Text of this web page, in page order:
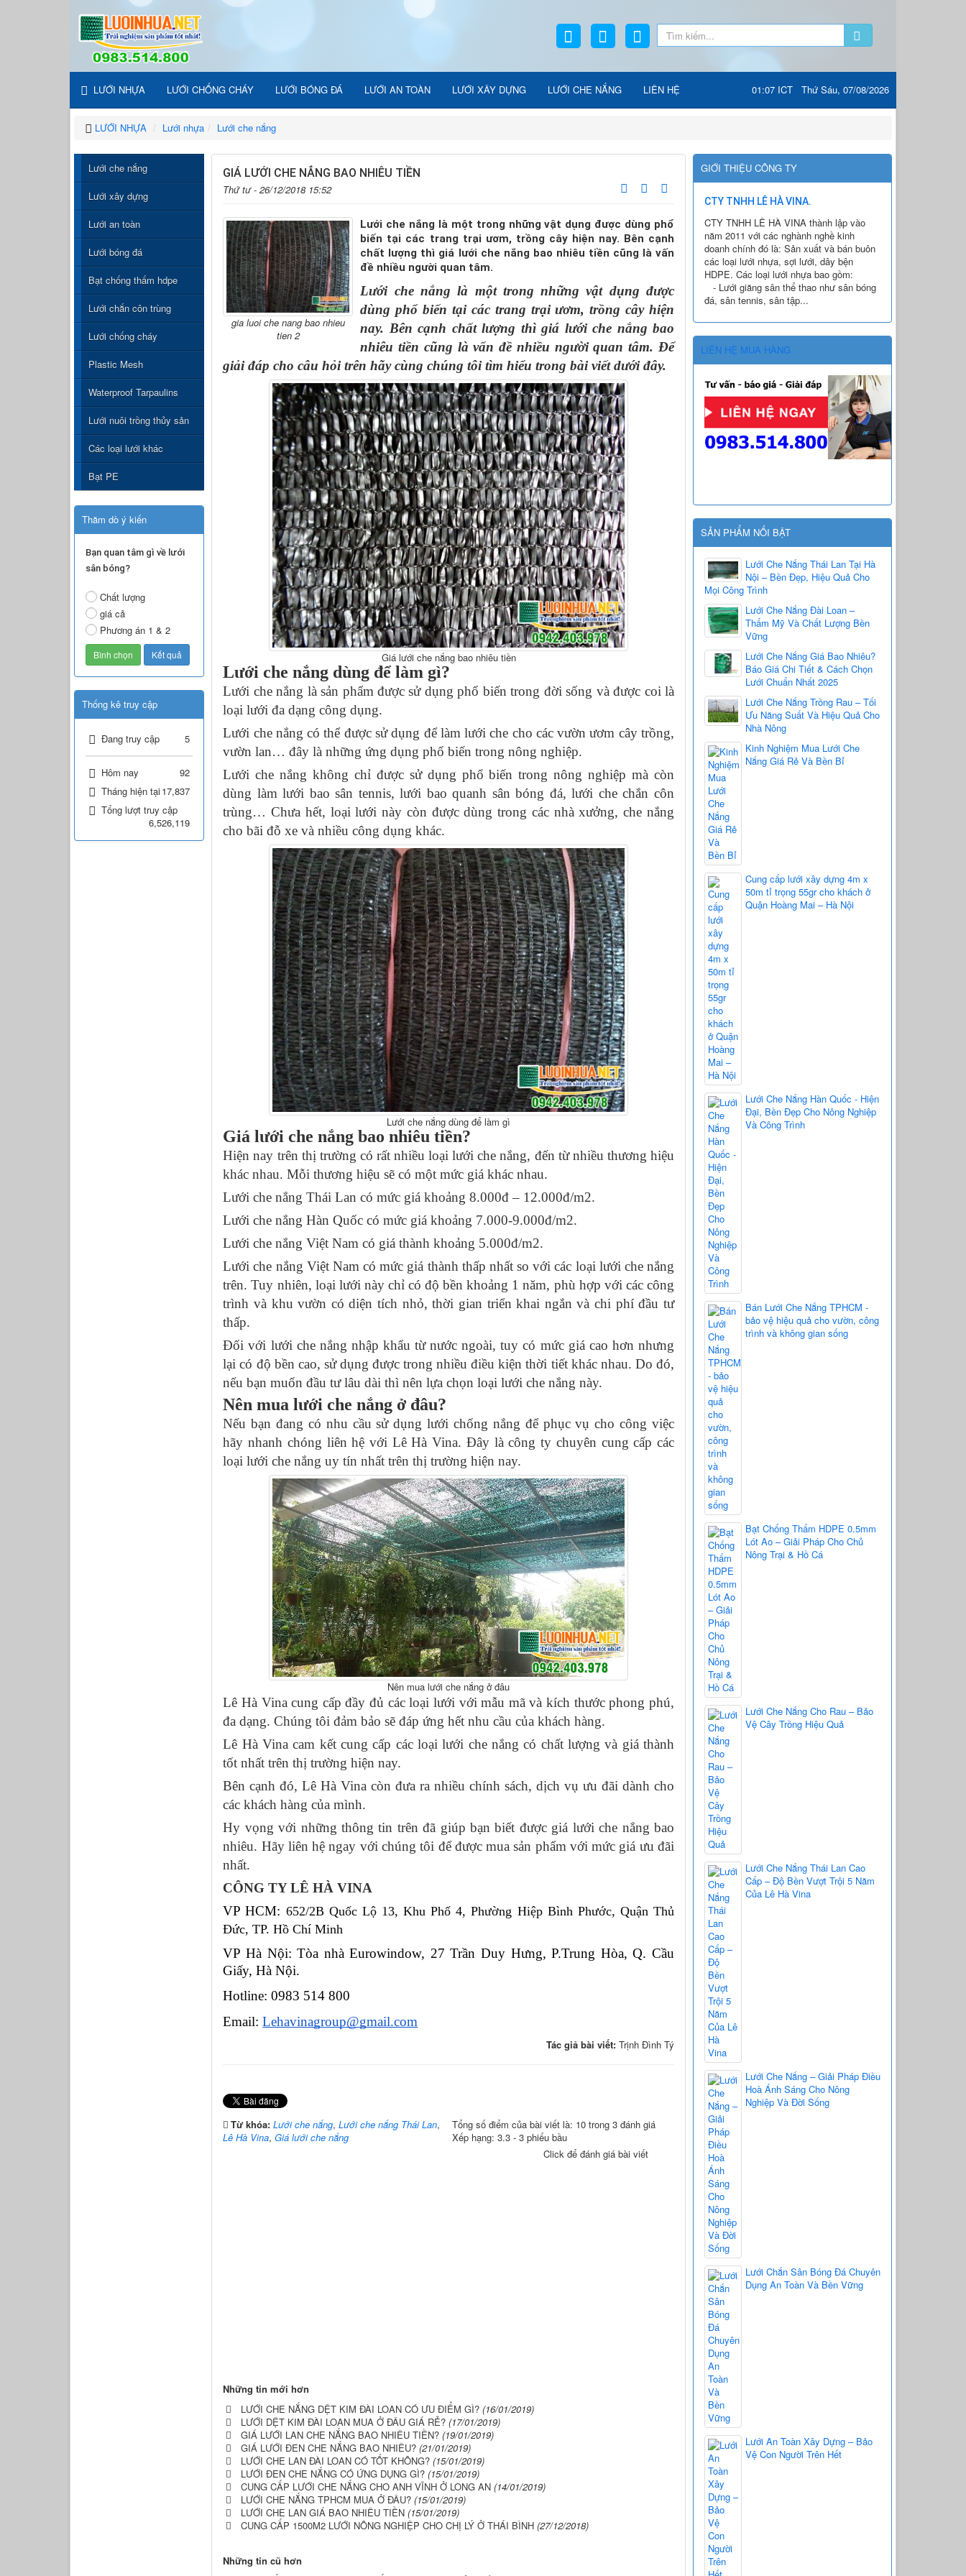
LƯỚI NHỰA LƯỚI CHỐNG CHÁY LƯỚI BÓNG ĐÁ LƯỚI AN TOÀN LƯỚI XÂY DỰNG LƯỚI CHE NẮNG LIÊN HỆ 01:07 ICT Thứ Sáu, 07/08/2026
LƯỚI NHỰA Lưới nhựa Lưới che nắng
GIÁ LƯỚI CHE NẮNG BAO NHIÊU TIỀN
Thứ tư - 26/12/2018 15:52
gia luoi che nang bao nhieu
tien 2
Lưới che nắng là một trong những vật dụng được dùng phổ
biến tại các trang trại ươm, trồng cây hiện nay. Bên cạnh
chất lượng thì giá lưới che nắng bao nhiêu tiền cũng là vấn
đề nhiều người quan tâm.
Lưới che nắng là một trong những vật dụng được
dùng phổ biến tại các trang trại ươm, trồng cây hiện
nay. Bên cạnh chất lượng thìgiá lưới che nắng bao
nhiêu tiền cũng là vấn đề nhiều người quan tâm. Để
giải đáp cho câu hỏi trên hãy cùng chúng tôi tìm hiểu trong bài viết dưới đây.
Giá lưới che nắng bao nhiêu tiền
Lưới che nắng dùng để làm gì?
Lưới che nắng là sản phẩm được sử dụng phổ biến trong đời sống và được coi là
loại lưới đa dạng công dụng.
Lưới che nắng có thể được sử dụng để làm lưới che cho các vườn ươm cây trồng,
vườn lan… đây là những ứng dụng phổ biến trong nông nghiệp.
Lưới che nắng không chỉ được sử dụng phổ biến trong nông nghiệp mà còn
dùng làm lưới bao sân tennis, lưới bao quanh sân bóng đá, lưới che chắn côn
trùng… Chưa hết, loại lưới này còn được dùng trong các nhà xưởng, che nắng
cho bãi đỗ xe và nhiều công dụng khác.
Lưới che nắng dùng để làm gì
Giá lưới che nắng bao nhiêu tiền?
Hiện nay trên thị trường có rất nhiều loại lưới che nắng, đến từ nhiều thương hiệu
khác nhau. Mỗi thương hiệu sẽ có một mức giá khác nhau.
Lưới che nắng Thái Lan có mức giá khoảng 8.000đ – 12.000đ/m2.
Lưới che nắng Hàn Quốc có mức giá khoảng 7.000-9.000đ/m2.
Lưới che nắng Việt Nam có giá thành khoảng 5.000đ/m2.
Lưới che nắng Việt Nam có mức giá thành thấp nhất so với các loại lưới che nắng
trên. Tuy nhiên, loại lưới này chỉ có độ bền khoảng 1 năm, phù hợp với các công
trình và khu vườn có diện tích nhỏ, thời gian triển khai ngắn và chi phí đầu tư
thấp.
Đối với lưới che nắng nhập khẩu từ nước ngoài, tuy có mức giá cao hơn nhưng
lại có độ bền cao, sử dụng được trong nhiều điều kiện thời tiết khác nhau. Do đó,
nếu bạn muốn đầu tư lâu dài thì nên lựa chọn loại lưới che nắng này.
Nên mua lưới che nắng ở đâu?
Nếu bạn đang có nhu cầu sử dụng lưới chống nắng để phục vụ cho công việc
hãy nhanh chóng liên hệ với Lê Hà Vina. Đây là công ty chuyên cung cấp các
loại lưới che nắng uy tín nhất trên thị trường hiện nay.
Nên mua lưới che nắng ở đâu
Lê Hà Vina cung cấp đầy đủ các loại lưới với mẫu mã và kích thước phong phú,
đa dạng. Chúng tôi đảm bảo sẽ đáp ứng hết nhu cầu của khách hàng.
Lê Hà Vina cam kết cung cấp các loại lưới che nắng có chất lượng và giá thành
tốt nhất trên thị trường hiện nay.
Bên cạnh đó, Lê Hà Vina còn đưa ra nhiều chính sách, dịch vụ ưu đãi dành cho
các khách hàng của mình.
Hy vọng với những thông tin trên đã giúp bạn biết được giá lưới che nắng bao
nhiêu. Hãy liên hệ ngay với chúng tôi để được mua sản phẩm với mức giá ưu đãi
nhất.
CÔNG TY LÊ HÀ VINA
VP HCM: 652/2B Quốc Lộ 13, Khu Phố 4, Phường Hiệp Bình Phước, Quận Thủ
Đức, TP. Hồ Chí Minh
VP Hà Nội: Tòa nhà Eurowindow, 27 Trần Duy Hưng, P.Trung Hòa, Q. Cầu
Giấy, Hà Nội.
Hotline: 0983 514 800
Email: Lehavinagroup@gmail.com
Tác giả bài viết: Trịnh Đình Tý
Từ khóa:Lưới che nắng,Lưới che nắng Thái Lan,
Lê Hà Vina,Giá lưới che nắng
Tổng số điểm của bài viết là: 10 trong 3 đánh giá
Xếp hạng:3.3 -3 phiếu bầu
Click để đánh giá bài viết
Những tin mới hơn
LƯỚI CHE NẮNG DỆT KIM ĐÀI LOAN CÓ ƯU ĐIỂM GÌ? (16/01/2019)
LƯỚI DỆT KIM ĐÀI LOAN MUA Ở ĐÂU GIÁ RẺ? (17/01/2019)
GIÁ LƯỚI LAN CHE NẮNG BAO NHIÊU TIỀN? (19/01/2019)
GIÁ LƯỚI ĐEN CHE NẮNG BAO NHIÊU? (21/01/2019)
LƯỚI CHE LAN ĐÀI LOAN CÓ TỐT KHÔNG? (15/01/2019)
LƯỚI ĐEN CHE NẮNG CÓ ỨNG DỤNG GÌ? (15/01/2019)
CUNG CẤP LƯỚI CHE NẮNG CHO ANH VĨNH Ở LONG AN (14/01/2019)
LƯỚI CHE NẮNG TPHCM MUA Ở ĐÂU? (15/01/2019)
LƯỚI CHE LAN GIÁ BAO NHIÊU TIỀN (15/01/2019)
CUNG CẤP 1500M2 LƯỚI NÔNG NGHIỆP CHO CHỊ LÝ Ở THÁI BÌNH (27/12/2018)
Những tin cũ hơn
GIỚI THIỆU CÔNG TY
CTY TNHH LÊ HÀ VINA.
CTY TNHH LÊ HÀ VINA thành lập vào
năm 2011 với các nghành nghề kinh
doanh chính đó là: Sản xuất và bán buôn
các loại lưới nhựa, sợi lưới, dây bện
HDPE. Các loại lưới nhựa bao gồm:
- Lưới giăng sân thể thao như sân bóng
đá, sân tennis, sân tập...
LIÊN HỆ MUA HÀNG
SẢN PHẨM NỔI BẬT
Lưới Che Nắng Thái Lan Tại Hà
Nội – Bền Đẹp, Hiệu Quả Cho
Mọi Công Trình
Lưới Che Nắng Đài Loan –
Thẩm Mỹ Và Chất Lượng Bền
Vững
Lưới Che Nắng Giá Bao Nhiêu?
Báo Giá Chi Tiết & Cách Chọn
Lưới Chuẩn Nhất 2025
Lưới Che Nắng Trồng Rau – Tối
Ưu Năng Suất Và Hiệu Quả Cho
Nhà Nông
Kinh Nghiệm Mua Lưới Che
Nắng Giá Rẻ Và Bền Bỉ
Cung cấp lưới xây dựng 4m x
50m tỉ trọng 55gr cho khách ở
Quận Hoàng Mai – Hà Nội
Lưới Che Nắng Hàn Quốc - Hiện
Đại, Bền Đẹp Cho Nông Nghiệp
Và Công Trình
Bán Lưới Che Nắng TPHCM -
bảo vệ hiệu quả cho vườn, công
trình và không gian sống
Bạt Chống Thấm HDPE 0.5mm
Lót Ao – Giải Pháp Cho Chủ
Nông Trại & Hồ Cá
Lưới Che Nắng Cho Rau – Bảo
Vệ Cây Trồng Hiệu Quả
Lưới Che Nắng Thái Lan Cao
Cấp – Độ Bền Vượt Trội 5 Năm
Của Lê Hà Vina
Lưới Che Nắng – Giải Pháp Điều
Hoà Ánh Sáng Cho Nông
Nghiệp Và Đời Sống
Lưới Chắn Sân Bóng Đá Chuyên
Dụng An Toàn Và Bền Vững
Lưới An Toàn Xây Dựng – Bảo
Vệ Con Người Trên Hết
Lưới che nắng
Lưới xây dựng
Lưới an toàn
Lưới bóng đá
Bạt chống thấm hdpe
Lưới chắn côn trùng
Lưới chống cháy
Plastic Mesh
Waterproof Tarpaulins
Lưới nuôi trồng thủy sản
Các loại lưới khác
Bạt PE
Thăm dò ý kiến
Bạn quan tâm gì về lưới
sân bóng?
Chất lượng
giá cả
Phương án 1 & 2
Thống kê truy cập
Đang truy cập 5
Hôm nay
92
Tháng hiện tại17,837
Tổng lượt truy cập
6,526,119